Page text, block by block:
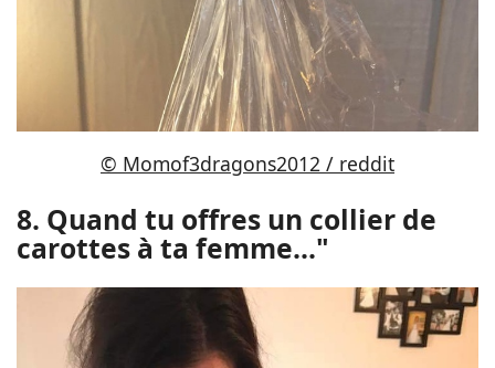
© Momof3dragons2012 / reddit
8. Quand tu offres un collier de
carottes à ta femme..."